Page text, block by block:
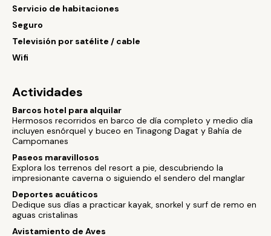
Servicio de habitaciones
Seguro
Televisión por satélite / cable
Wifi
Actividades
Barcos hotel para alquilar
Hermosos recorridos en barco de día completo y medio día
incluyen esnórquel y buceo en Tinagong Dagat y Bahía de
Campomanes
Paseos maravillosos
Explora los terrenos del resort a pie, descubriendo la
impresionante caverna o siguiendo el sendero del manglar
Deportes acuáticos
Dedique sus días a practicar kayak, snorkel y surf de remo en
aguas cristalinas
Avistamiento de Aves